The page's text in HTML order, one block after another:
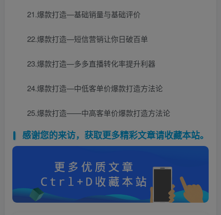
21.爆款打造—基础销量与基础评价
22.爆款打造—短信营销让你日破百单
23.爆款打造—多多直播转化率提升利器
24.爆款打造—中低客单价爆款打造方法论
25.爆款打造——中高客单价爆款打造方法论
感谢您的来访，获取更多精彩文章请收藏本站。